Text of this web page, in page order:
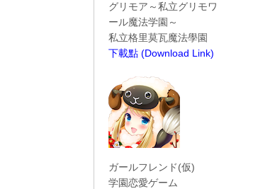
グリモア～私立グリモワ
ール魔法学園～
私立格里莫瓦魔法學園
下載點 (Download Link)
ガールフレンド(仮)
学園恋愛ゲーム